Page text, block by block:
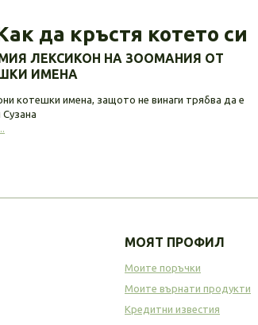
да кръстя котето си
ЛЕКСИКОН НА ЗООМАНИЯ ОТ
ИМЕНА
котешки имена, защото не винаги трябва да е
МОЯТ ПРОФИЛ
Моите поръчки
Моите върнати продукти
Кредитни известия